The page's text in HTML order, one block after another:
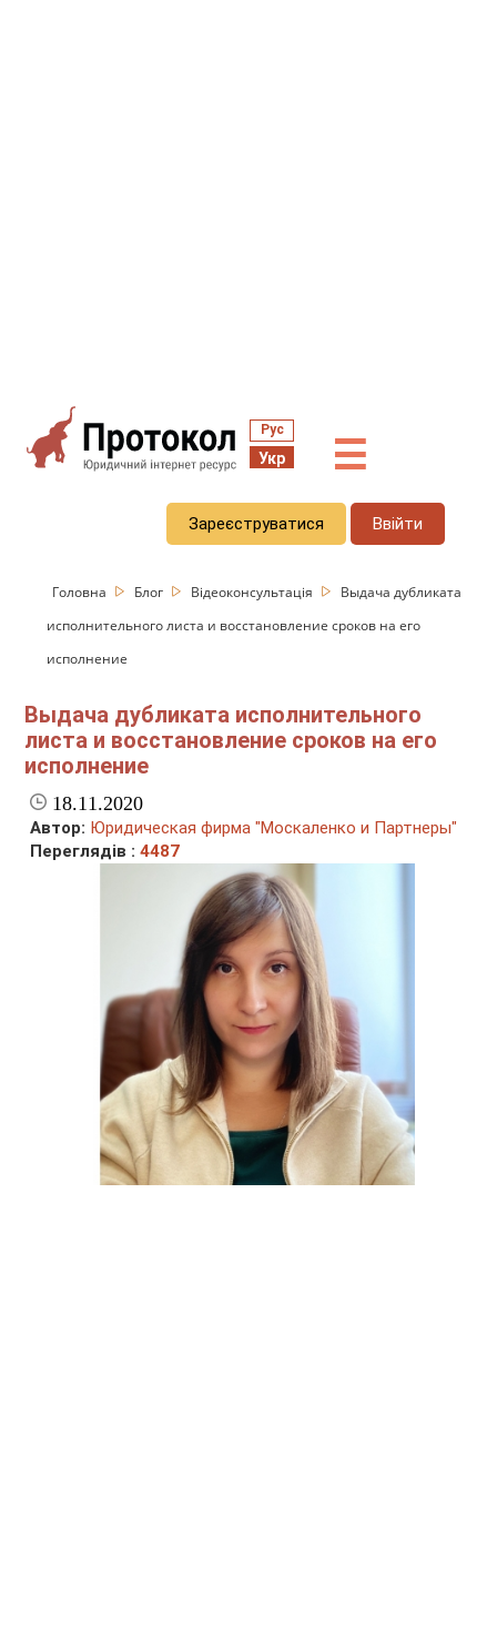
Рус
Укр ☰
Зареєструватися Ввійти
Головна Блог Відеоконсультація
Выдача дубликата
исполнительного листа и восстановление сроков на его
исполнение
Выдача дубликата исполнительного
листа и восстановление сроков на его
исполнение
18.11.2020
Автор: Юридическая фирма "Москаленко и Партнеры"
Переглядів :4487